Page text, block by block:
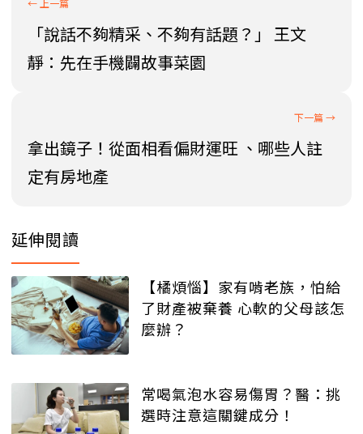
「說話不夠精采、不夠有話題？」 王文
靜：先在手機闢故事菜園
拿出鏡子！從面相看偏財運旺 、哪些人註
定有房地產
延伸閱讀
【橘煩惱】家有啃老族，怕給
了財產被棄養 心軟的父母該怎
麼辦？
常喝氣泡水容易傷胃？醫：挑
選時注意這關鍵成分！